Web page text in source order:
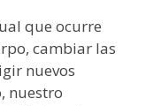
que ocurre
cambiar las
nuevos
nuestro